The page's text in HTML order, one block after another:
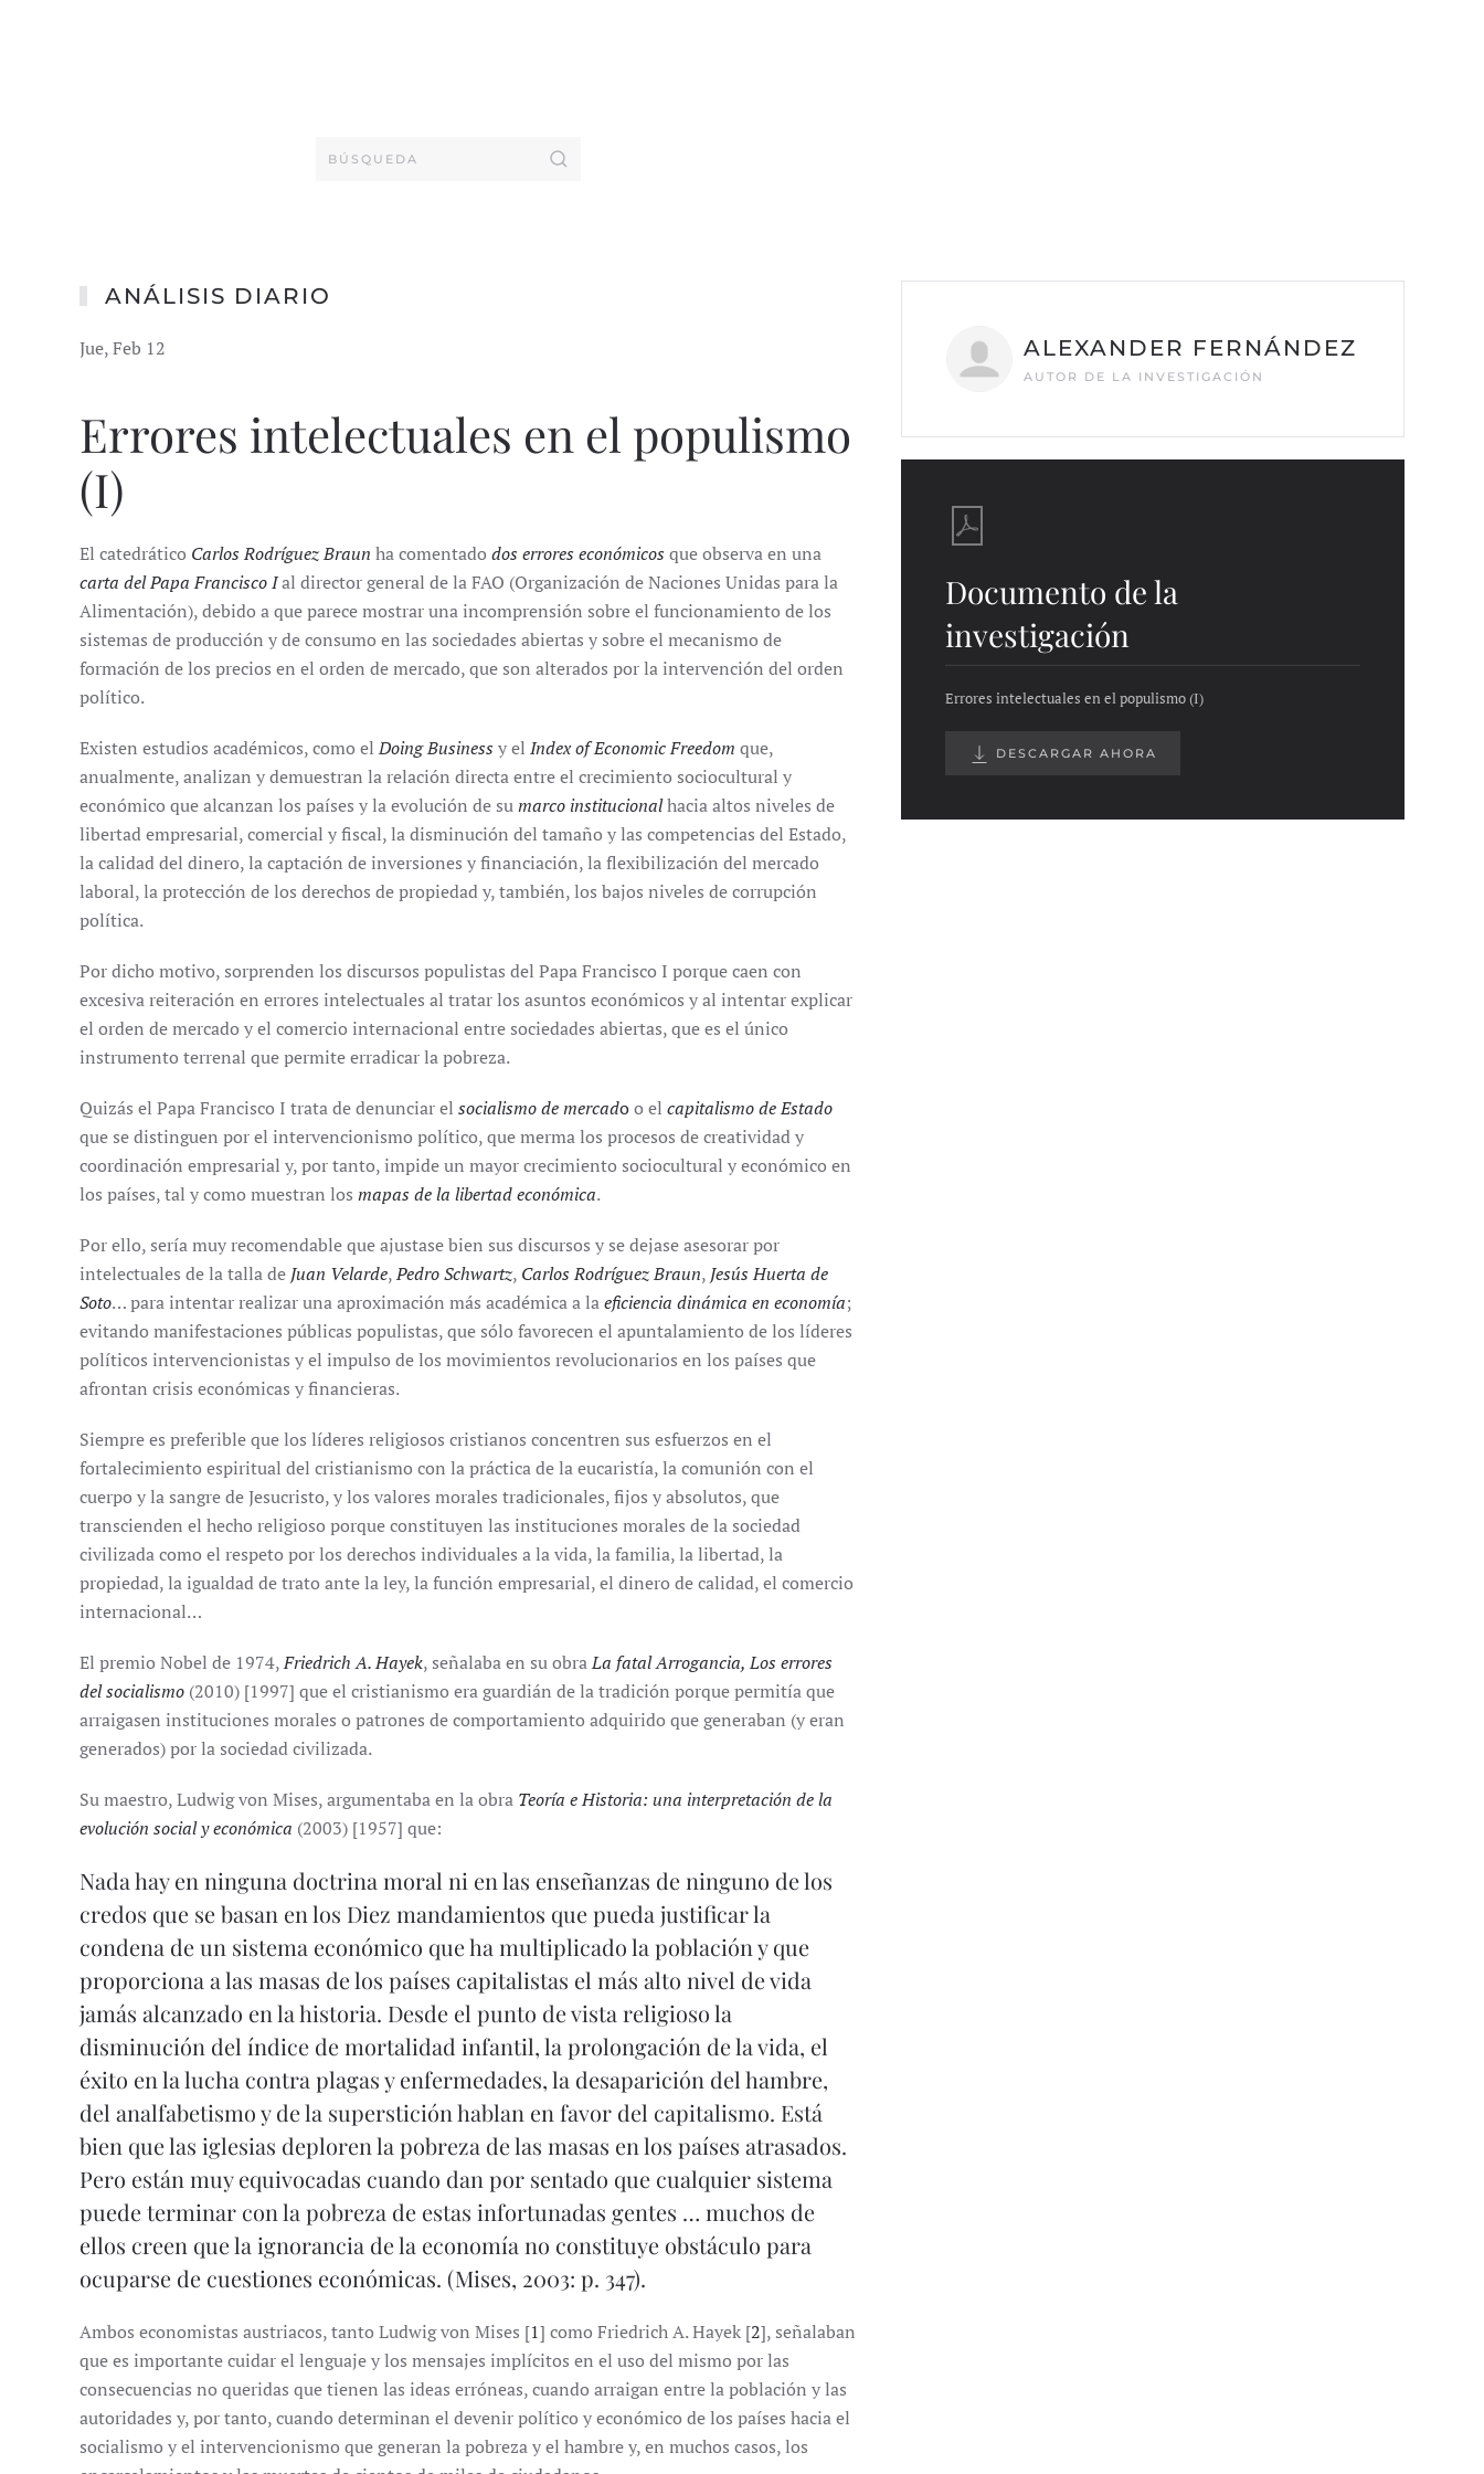
ANÁLISIS DIARIO
Jue, Feb 12
Errores intelectuales en el populismo
(I)
El catedrático Carlos Rodríguez Braun ha comentado dos errores económicos que observa en una
carta del Papa Francisco Ial director general de la FAO (Organización de Naciones Unidas para la
Alimentación), debido a que parece mostrar una incomprensión sobre el funcionamiento de los
sistemas de producción y de consumo en las sociedades abiertas y sobre el mecanismo de
formación de los precios en el orden de mercado, que son alterados por la intervención del orden
político.
Existen estudios académicos, como elDoing Business y el Index of Economic Freedom que,
anualmente, analizan y demuestran la relación directa entre el crecimiento sociocultural y
económico que alcanzan los países y la evolución de sumarco institucionalhacia altos niveles de
libertad empresarial, comercial y fiscal, la disminución del tamaño y las competencias del Estado,
la calidad del dinero, la captación de inversiones y financiación, la flexibilización del mercado
laboral, la protección de los derechos de propiedad y, también, los bajos niveles de corrupción
política.
Por dicho motivo, sorprenden los discursos populistas del Papa Francisco I porque caen con
excesiva reiteración en errores intelectuales al tratar los asuntos económicos y al intentar explicar
el orden de mercado y el comercio internacional entre sociedades abiertas, que es el único
instrumento terrenal que permite erradicar la pobreza.
Quizás el Papa Francisco I trata de denunciar el socialismo de mercadoo el capitalismo de Estado
que se distinguen por el intervencionismo político, que merma los procesos de creatividad y
coordinación empresarial y, por tanto, impide un mayor crecimiento sociocultural y económico en
los países, tal y como muestran los mapas de la libertad económica.
Por ello, sería muy recomendable que ajustase bien sus discursos y se dejase asesorar por
intelectuales de la talla de Juan Velarde,Pedro Schwartz, Carlos Rodríguez Braun, Jesús Huerta de
Soto… para intentar realizar una aproximación más académica a laeficiencia dinámica en economía;
evitando manifestaciones públicas populistas, que sólo favorecen el apuntalamiento de los líderes
políticos intervencionistas y el impulso de los movimientos revolucionarios en los países que
afrontan crisis económicas y financieras.
Siempre es preferible que los líderes religiosos cristianos concentren sus esfuerzos en el
fortalecimiento espiritual del cristianismo con la práctica de la eucaristía, la comunión con el
cuerpo y la sangre de Jesucristo, y los valores morales tradicionales, fijos y absolutos, que
transcienden el hecho religioso porque constituyen las instituciones morales de la sociedad
civilizada como el respeto por los derechos individuales a la vida, la familia, la libertad, la
propiedad, la igualdad de trato ante la ley, la función empresarial, el dinero de calidad, el comercio
internacional…
El premio Nobel de 1974,Friedrich A. Hayek, señalaba en su obraLa fatal Arrogancia, Los errores
del socialismo (2010) [1997] que el cristianismo era guardián de la tradición porque permitía que
arraigasen instituciones morales o patrones de comportamiento adquirido que generaban (y eran
generados) por la sociedad civilizada.
Su maestro, Ludwig von Mises, argumentaba en la obra Teoría e Historia: una interpretación de la
evolución social y económica (2003) [1957] que:
Nada hay en ninguna doctrina moral ni en las enseñanzas de ninguno de los
credos que se basan en los Diez mandamientos que pueda justificar la
condena de un sistema económico que ha multiplicado la población y que
proporciona a las masas de los países capitalistas el más alto nivel de vida
jamás alcanzado en la historia. Desde el punto de vista religioso la
disminución del índice de mortalidad infantil, la prolongación de la vida, el
éxito en la lucha contra plagas y enfermedades, la desaparición del hambre,
del analfabetismo y de la superstición hablan en favor del capitalismo. Está
bien que las iglesias deploren la pobreza de las masas en los países atrasados.
Pero están muy equivocadas cuando dan por sentado que cualquier sistema
puede terminar con la pobreza de estas infortunadas gentes … muchos de
ellos creen que la ignorancia de la economía no constituye obstáculo para
ocuparse de cuestiones económicas. (Mises, 2003: p. 347).
Ambos economistas austriacos, tanto Ludwig von Mises [1] como Friedrich A. Hayek [2], señalaban
que es importante cuidar el lenguaje y los mensajes implícitos en el uso del mismo por las
consecuencias no queridas que tienen las ideas erróneas, cuando arraigan entre la población y las
autoridades y, por tanto, cuando determinan el devenir político y económico de los países hacia el
socialismo y el intervencionismo que generan la pobreza y el hambre y, en muchos casos, los
ALEXANDER FERNÁNDEZ
AUTOR DE LA INVESTIGACIÓN
Documento de la
investigación
Errores intelectuales en el populismo (I)
DESCARGAR AHORA